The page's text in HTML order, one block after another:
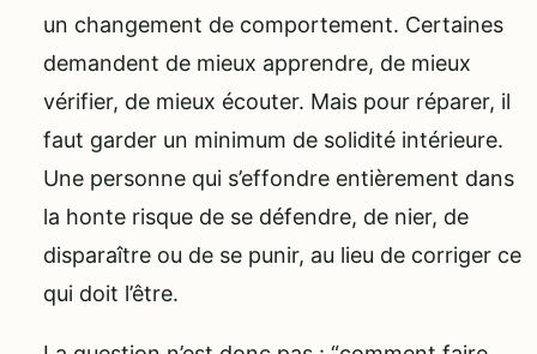
un changement de comportement. Certaines
demandent de mieux apprendre, de mieux
vérifier, de mieux écouter. Mais pour réparer, il
faut garder un minimum de solidité intérieure.
Une personne qui s’effondre entièrement dans
la honte risque de se défendre, de nier, de
disparaître ou de se punir, au lieu de corriger ce
qui doit l’être.